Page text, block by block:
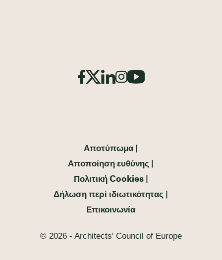
Αποτύπωμα
Αποποίηση ευθύνης
Πολιτική Cookies
Δήλωση περί ιδιωτικότητας
Επικοινωνία
© 2026 - Architects' Council of Europe